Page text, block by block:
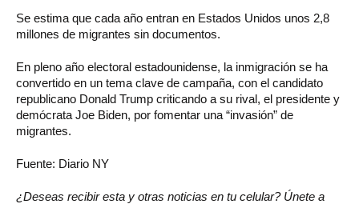
Se estima que cada año entran en Estados Unidos unos 2,8
millones de migrantes sin documentos.
En pleno año electoral estadounidense, la inmigración se ha
convertido en un tema clave de campaña, con el candidato
republicano Donald Trump criticando a su rival, el presidente y
demócrata Joe Biden, por fomentar una “invasión” de
migrantes.
Fuente: Diario NY
¿Deseas recibir esta y otras noticias en tu celular? Únete a